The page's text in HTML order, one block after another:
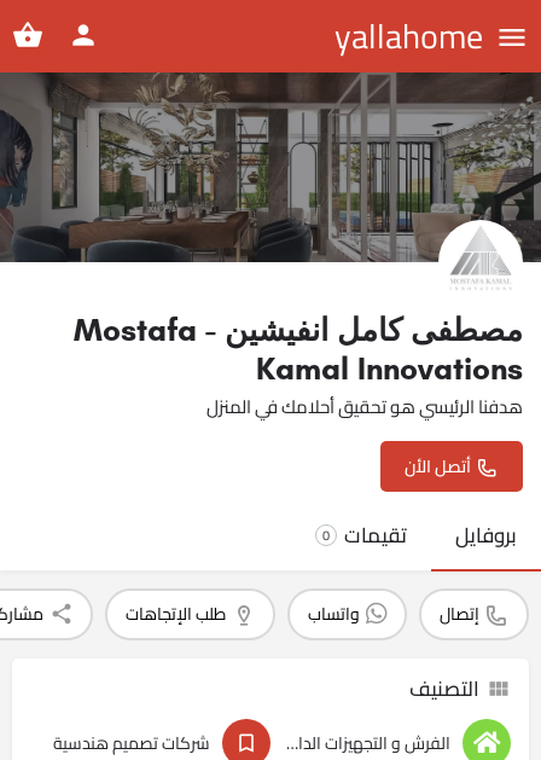
yallahome
مصطفى كامل انفيشين - Mostafa
Kamal Innovations
هدفنا الرئيسي هو تحقيق أحلامك في المنزل
أتصل الأن
بروفايل تقيمات 0
إتصال واتساب طلب الإتجاهات
التصنيف
الفرش و التجهيزات الداخليه
شركات تصميم هندسية